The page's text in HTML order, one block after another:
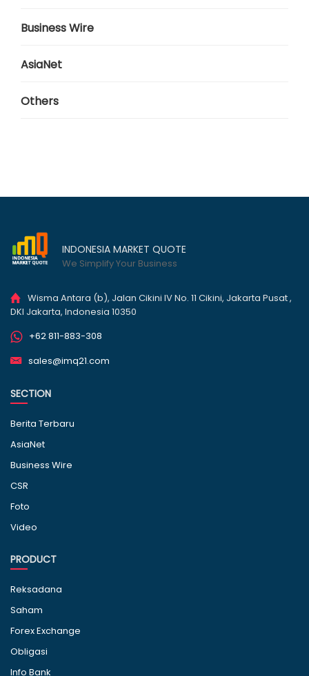
Business Wire
AsiaNet
Others
INDONESIA MARKET QUOTE
We Simplify Your Business
Wisma Antara (b), Jalan Cikini IV No. 11 Cikini, Jakarta Pusat ,
DKI Jakarta, Indonesia 10350
+62 811-883-308
sales@imq21.com
SECTION
Berita Terbaru
AsiaNet
Business Wire
CSR
Foto
Video
PRODUCT
Reksadana
Saham
Forex Exchange
Obligasi
Info Bank